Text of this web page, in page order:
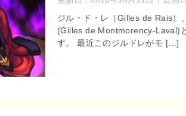
ジル・ド・レ（Gilles de Rais）
(Gilles de Montmorency-Laval)
す。 最近このジルドレがモ […]